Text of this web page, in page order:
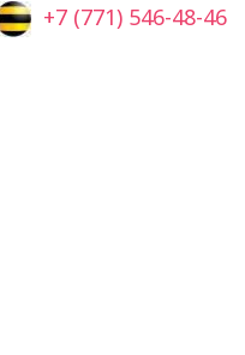
+7 (771) 546-48-46